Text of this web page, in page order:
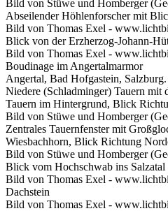
Bild von Stüwe und Homberger
Abseilender Höhlenforscher mit
Bild von Thomas Exel -
Blick von der Erzherzog-Johann-
Bild von Thomas Exel -
Boudinage im Angertalmarmor
Angertal, Bad Hofgastein,
Niedere (Schladminger) Tauern mit
Tauern im Hintergrund, Blick
Bild von Stüwe und Homberger
Zentrales Tauernfenster mit
Wiesbachhorn, Blick Richtung
Bild von Stüwe und Homberger
Blick vom Hochschwab ins Salzatal
Bild von Thomas Exel -
Dachstein
Bild von Thomas Exel -